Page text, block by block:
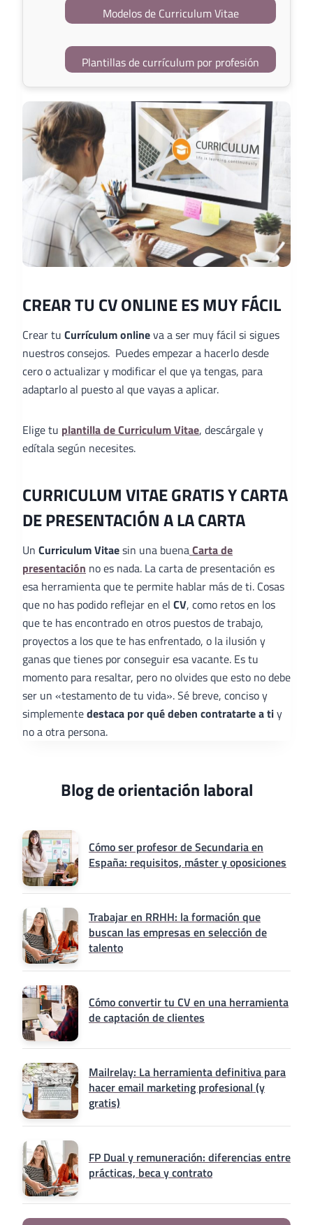
Modelos de Curriculum Vitae
Plantillas de currículum por profesión
CREAR TU CV ONLINE ES MUY FÁCIL
Crear tu Currículum onlineva a ser muy fácil si sigues
nuestros consejos. Puedes empezar a hacerlo desde
cero o actualizar y modificar el que ya tengas, para
adaptarlo al puesto al que vayas a aplicar.
Elige tu plantilla de Curriculum Vitae, descárgale y
edítala según necesites.
CURRICULUM VITAE GRATIS Y CARTA
DE PRESENTACIÓN A LA CARTA
Un Curriculum Vitaesin una buenaCarta de
presentación no es nada. La carta de presentación es
esa herramienta que te permite hablar más de ti. Cosas
que no has podido reflejar en el CV, como retos en los
que te has encontrado en otros puestos de trabajo,
proyectos a los que te has enfrentado, o la ilusión y
ganas que tienes por conseguir esa vacante. Es tu
momento para resaltar, pero no olvides que esto no debe
ser un «testamento de tu vida». Sé breve, conciso y
simplementedestaca por qué deben contratarte a tiy
no a otra persona.
Blog de orientación laboral
Cómo ser profesor de Secundaria en
España: requisitos, máster y oposiciones
Trabajar en RRHH: la formación que
buscan las empresas en selección de
talento
Cómo convertir tu CV en una herramienta
de captación de clientes
Mailrelay: La herramienta definitiva para
hacer email marketing profesional (y
gratis)
FP Dual y remuneración: diferencias entre
prácticas, beca y contrato